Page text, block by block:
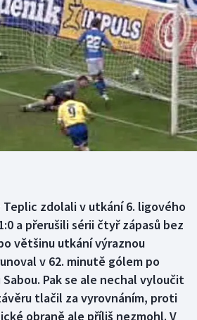
zdolali v utkání 6. ligového
a přerušili sérii čtyř zápasů bez
většinu utkání výraznou
v 62. minutě gólem po
Pak se ale nechal vyloučit
tlačil za vyrovnáním, proti
obraně ale příliš nezmohl. V